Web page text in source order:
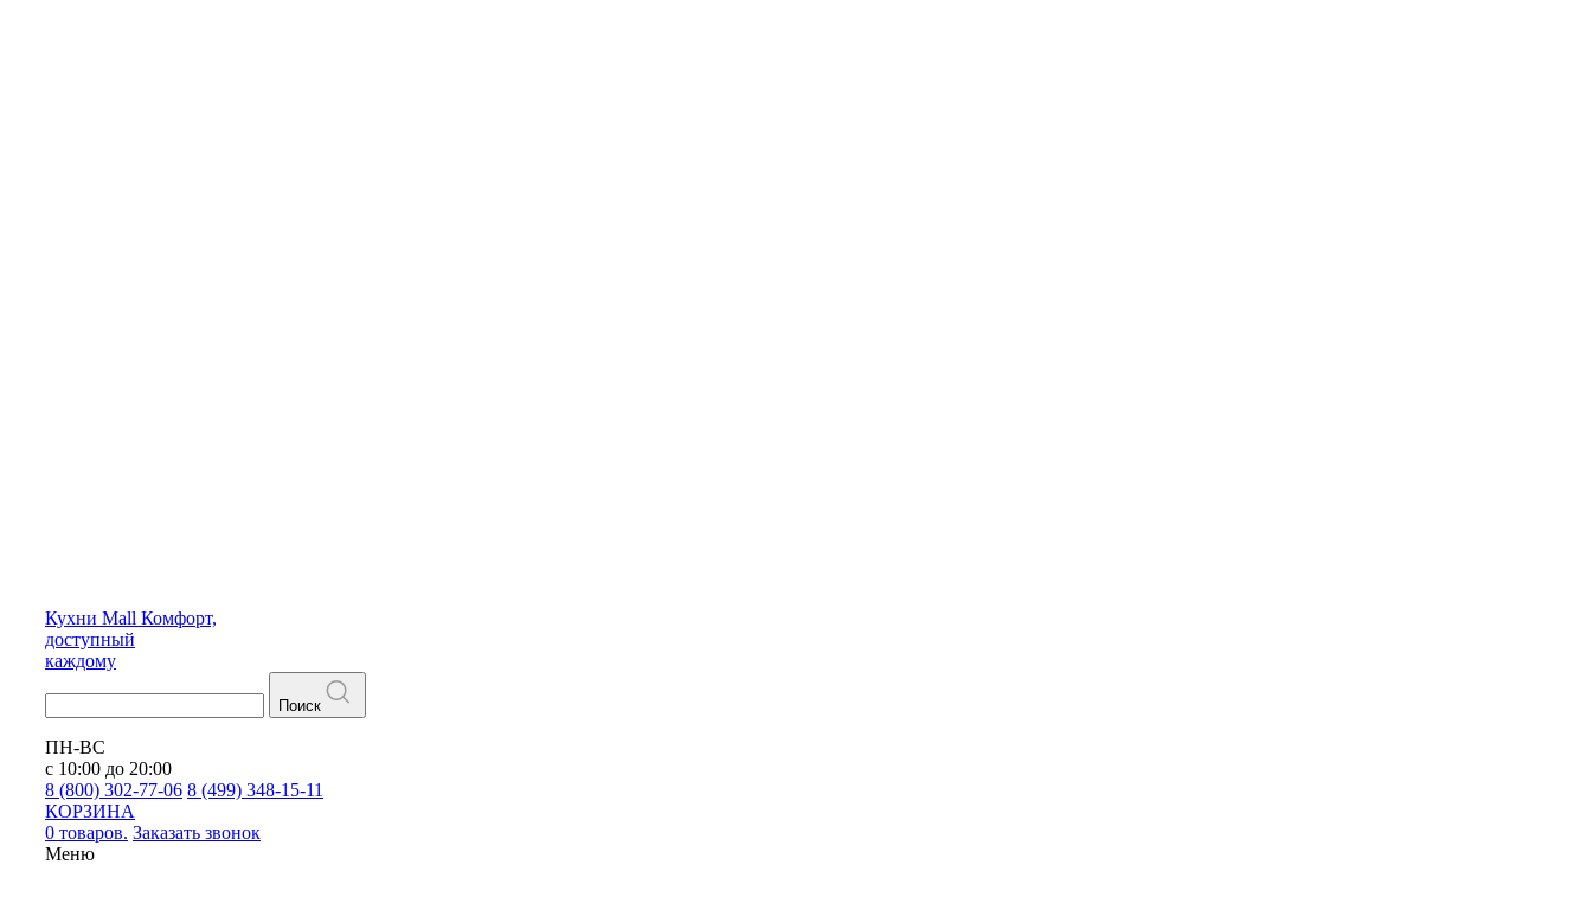
Кухни Mall Комфорт,
доступный
каждому
Поиск
ПН-ВС
с 10:00 до 20:00
8 (800) 302-77-06 8 (499) 348-15-11
КОРЗИНА
0 товаров. Заказать звонок
Меню